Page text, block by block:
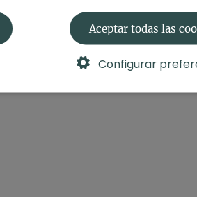
Aceptar todas las
Configurar